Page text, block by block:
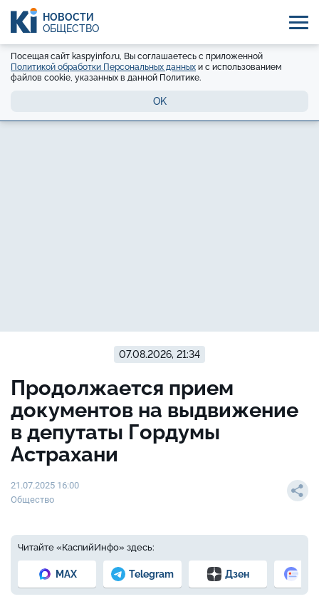
НОВОСТИ
ОБЩЕСТВО
Посещая сайт kaspyinfo.ru, Вы соглашаетесь с приложенной
Политикой обработки Персональных данных и с использованием
файлов cookie, указанных в данной Политике.
OK
07.08.2026, 21:34
Продолжается прием
документов на выдвижение
в депутаты Гордумы
Астрахани
21.07.2025 16:00
Общество
Читайте «КаспийИнфо» здесь:
MAX Telegram Дзен